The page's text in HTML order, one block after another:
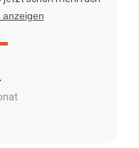
anzeigen